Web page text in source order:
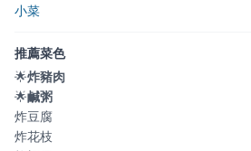
小菜
推薦菜色
🌟炸豬肉
🌟鹹粥
炸豆腐
炸花枝